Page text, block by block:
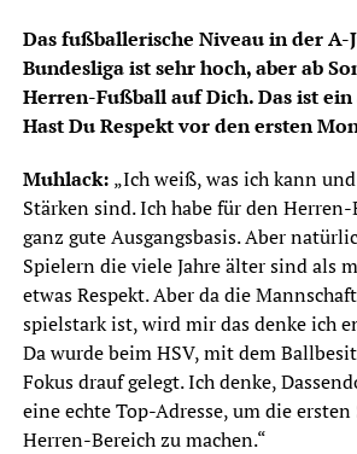
Das fußballerische Niveau in der A-
Bundesliga ist sehr hoch, aber ab
Herren-Fußball auf Dich. Das ist
Hast Du Respekt vor den ersten
Muhlack: „Ich weiß, was ich kann
Stärken sind. Ich habe für den
ganz gute Ausgangsbasis. Aber
Spielern die viele Jahre älter sind als
etwas Respekt. Aber da die
spielstark ist, wird mir das denke ich
Da wurde beim HSV, mit dem
Fokus drauf gelegt. Ich denke,
eine echte Top-Adresse, um die
Herren-Bereich zu machen.“